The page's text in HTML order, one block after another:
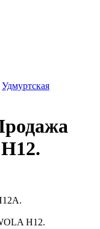
Удмуртская
H12.